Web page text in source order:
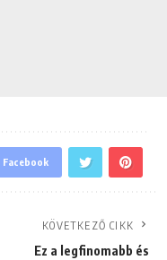
Facebook
KÖVETKEZŐ CIKK
Ez a legfinomabb és